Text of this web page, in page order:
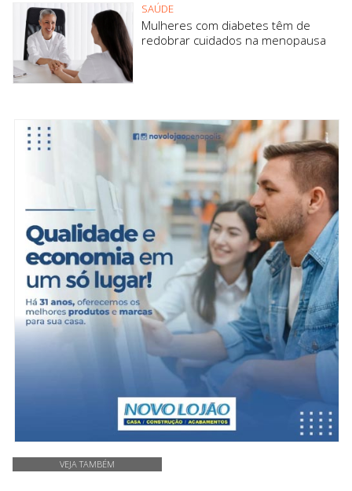
SAÚDE
Mulheres com diabetes têm de
redobrar cuidados na menopausa
VEJA TAMBÉM